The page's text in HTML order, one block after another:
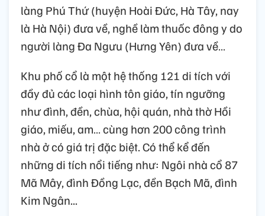
làng Phú Thứ (huyện Hoài Đức, Hà Tây, nay
là Hà Nội) đưa về, nghề làm thuốc đông y do
người làng Đa Ngưu (Hưng Yên) đưa về…
Khu phố cổ là một hệ thống 121 di tích với
đầy đủ các loại hình tôn giáo, tín ngưỡng
như đình, đền, chùa, hội quán, nhà thờ Hồi
giáo, miếu, am… cùng hơn 200 công trình
nhà ở có giá trị đặc biệt. Có thể kể đến
những di tích nổi tiếng như: Ngôi nhà cổ 87
Mã Mây, đình Đồng Lạc, đền Bạch Mã, đình
Kim Ngân...